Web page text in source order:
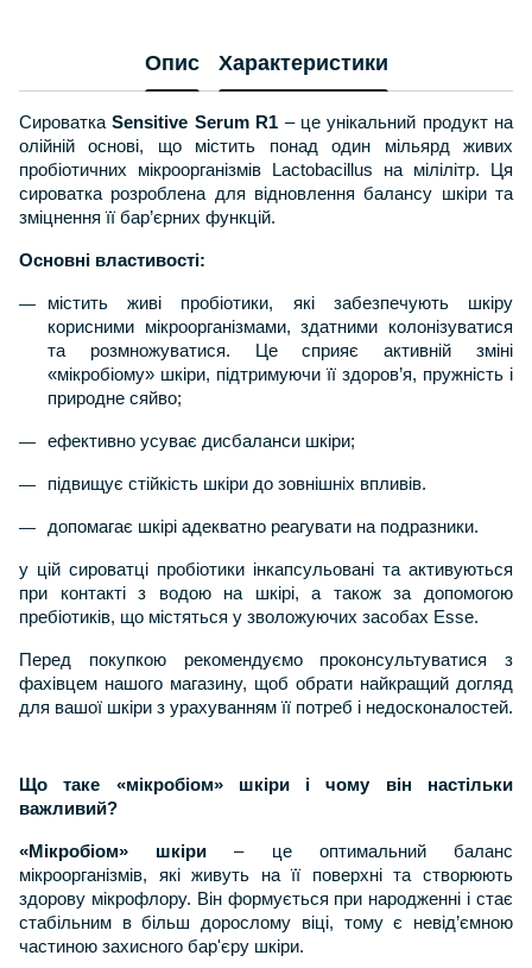
Опис Характеристики
СироваткаSensitive Serum R1 – це унікальний продукт на
олійній основі, що містить понад один мільярд живих
пробіотичних мікроорганізмів Lactobacillus на мілілітр. Ця
сироватка розроблена для відновлення балансу шкіри та
зміцнення її бар’єрних функцій.
Основні властивості:
містить живі пробіотики, які забезпечують шкіру
корисними мікроорганізмами, здатними колонізуватися
та розмножуватися. Це сприяє активній зміні
«мікробіому» шкіри, підтримуючи її здоров’я, пружність і
природне сяйво;
ефективно усуває дисбаланси шкіри;
підвищує стійкість шкіри до зовнішніх впливів.
допомагає шкірі адекватно реагувати на подразники.
у цій сироватці пробіотики інкапсульовані та активуються
при контакті з водою на шкірі, а також за допомогою
пребіотиків, що містяться у зволожуючих засобах Esse.
Перед покупкою рекомендуємо проконсультуватися з
фахівцем нашого магазину, щоб обрати найкращий догляд
для вашої шкіри з урахуванням її потреб і недосконалостей.
Що таке «мікробіом» шкіри і чому він настільки
важливий?
«Мікробіом» шкіри – це оптимальний баланс
мікроорганізмів, які живуть на її поверхні та створюють
здорову мікрофлору. Він формується при народженні і стає
стабільним в більш дорослому віці, тому є невід’ємною
частиною захисного бар'єру шкіри.